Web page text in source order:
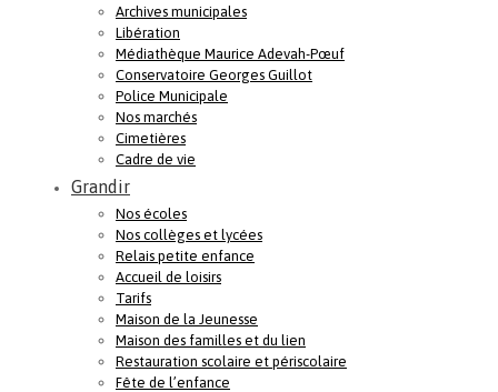
Archives municipales
Libération
Médiathèque Maurice Adevah-Pœuf
Conservatoire Georges Guillot
Police Municipale
Nos marchés
Cimetières
Cadre de vie
Grandir
Nos écoles
Nos collèges et lycées
Relais petite enfance
Accueil de loisirs
Tarifs
Maison de la Jeunesse
Maison des familles et du lien
Restauration scolaire et périscolaire
Fête de l’enfance